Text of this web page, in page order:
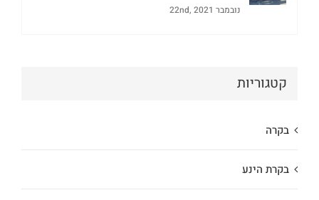
נובמבר 22nd, 2021
קטגוריות
בקרה
בקרת הינע